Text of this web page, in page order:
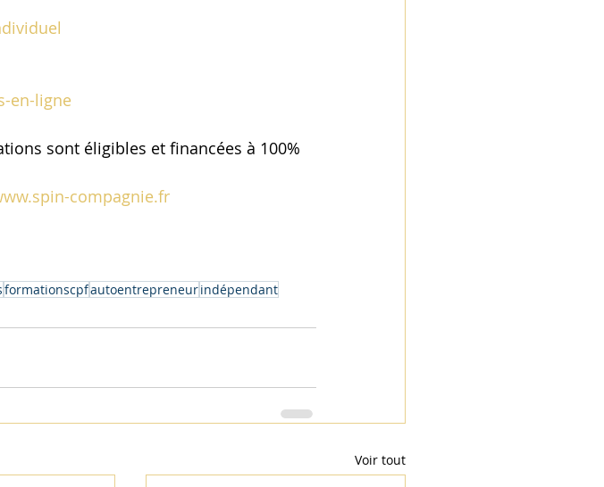
en-ligne
sont éligibles et financées à 100%
compagnie.fr
formationscpfautoentrepreneurindépendant
Voir tout